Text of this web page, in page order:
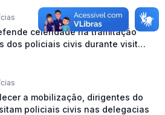
celeridade na tramitação
dos policiais civis durante visita
a mobilização, dirigentes do
policiais civis nas delegacias